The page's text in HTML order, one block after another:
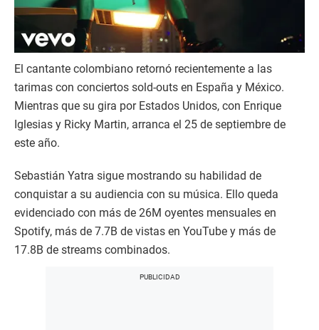
El cantante colombiano retornó recientemente a las
tarimas con conciertos sold-outs en España y México.
Mientras que su gira por Estados Unidos, con Enrique
Iglesias y Ricky Martin, arranca el 25 de septiembre de
este año.
Sebastián Yatra sigue mostrando su habilidad de
conquistar a su audiencia con su música. Ello queda
evidenciado con más de 26M oyentes mensuales en
Spotify, más de 7.7B de vistas en YouTube y más de
17.8B de streams combinados.